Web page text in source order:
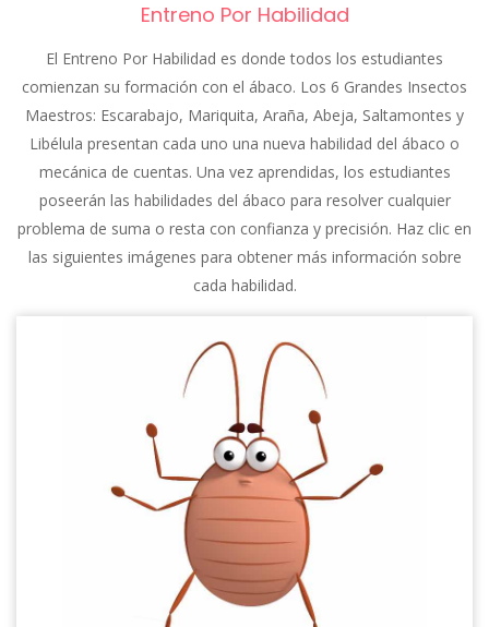
Entreno Por Habilidad
El Entreno Por Habilidad es donde todos los estudiantes
comienzan su formación con el ábaco. Los 6 Grandes Insectos
Maestros: Escarabajo, Mariquita, Araña, Abeja, Saltamontes y
Libélula presentan cada uno una nueva habilidad del ábaco o
mecánica de cuentas. Una vez aprendidas, los estudiantes
poseerán las habilidades del ábaco para resolver cualquier
problema de suma o resta con confianza y precisión. Haz clic en
las siguientes imágenes para obtener más información sobre
cada habilidad.